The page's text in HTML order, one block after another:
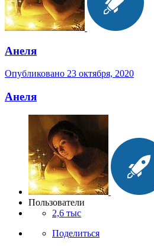
Анеля
Опубликовано 23 октября, 2020
Анеля
Пользователи
2,6 тыс
Поделиться